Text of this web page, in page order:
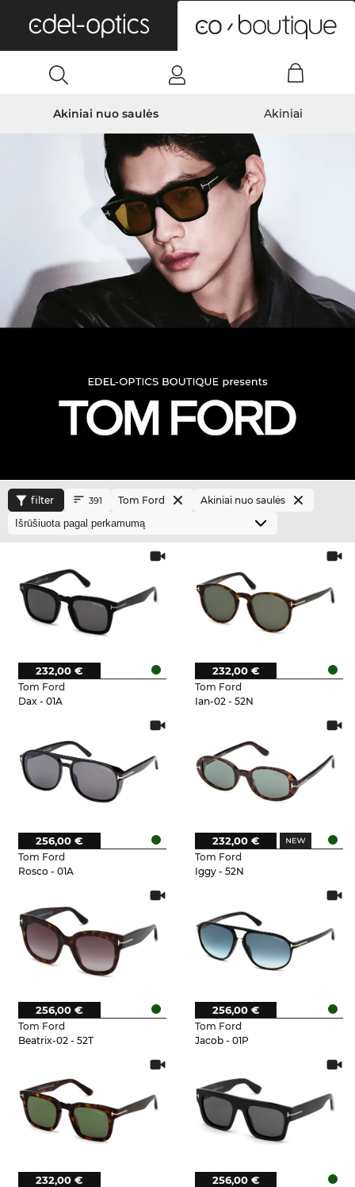
Akiniai nuo saulės Akiniai
filter 391 Tom Ford Akiniai nuo saulės
Tom Ford
Dax - 01A
232,00 €
Tom Ford
Ian-02 - 52N
232,00 €
Tom Ford
Rosco - 01A
256,00 €
Tom Ford
Iggy - 52N
232,00 €
Tom Ford
Beatrix-02 - 52T
256,00 €
Tom Ford
Jacob - 01P
256,00 €
232,00 € 256,00 €